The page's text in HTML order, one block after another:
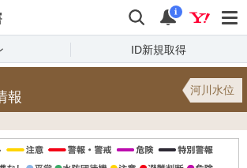
検索 通知
i
ID新規取得
報 河川水位